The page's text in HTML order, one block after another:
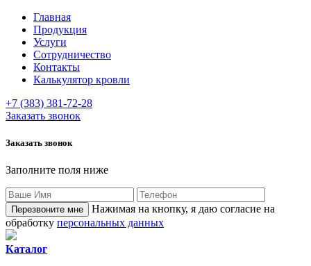
Главная
Продукция
Услуги
Сотрудничество
Контакты
Калькулятор кровли
+7 (383) 381-72-28
Заказать звонок
Заказать звонок
Заполните поля ниже
Нажимая на кнопку, я даю согласие на
обработку персональных данных
Каталог